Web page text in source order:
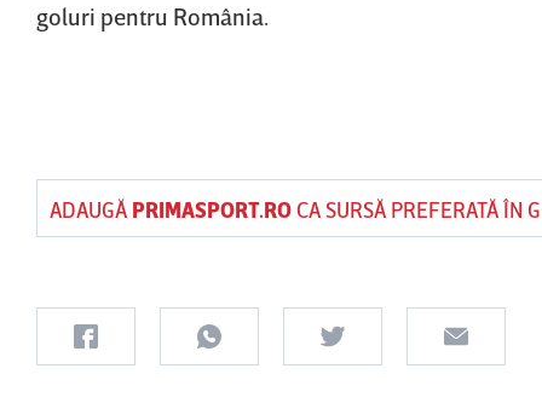
goluri pentru România.
ADAUGĂ PRIMASPORT.ROCA SURSĂ PREFERATĂ ÎN